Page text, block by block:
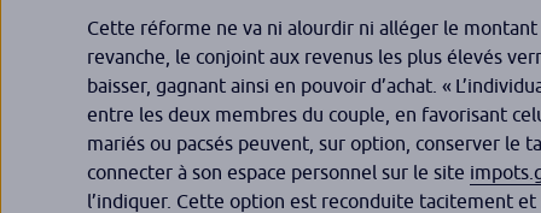
Cette réforme ne va ni alourdir ni alléger le
revanche, le conjoint aux revenus les plus élevés
baisser, gagnant ainsi en pouvoir d’achat. «
entre les deux membres du couple, en favorisant
mariés ou pacsés peuvent, sur option, conserver le
connecter à son espace personnel sur le site
l’indiquer. Cette option est reconduite tacitement